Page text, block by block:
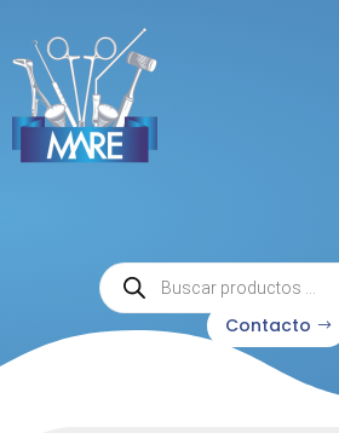
Búsqueda
de
productos
Contacto